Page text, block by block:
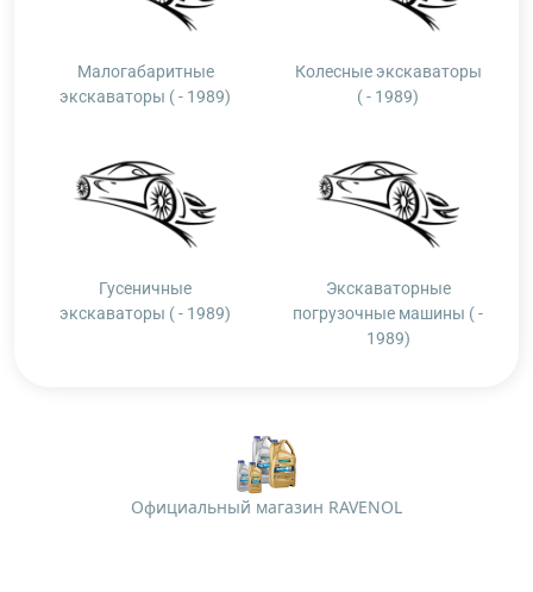
Малогабаритные
экскаваторы ( - 1989)
Колесные экскаваторы
( - 1989)
Гусеничные
экскаваторы ( - 1989)
Экскаваторные
погрузочные машины ( -
1989)
Официальный магазин RAVENOL